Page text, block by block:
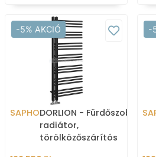
-5% AKCIÓ
SAPHODORLION - Fürdőszobai
radiátor,
törölközőszárítós
-